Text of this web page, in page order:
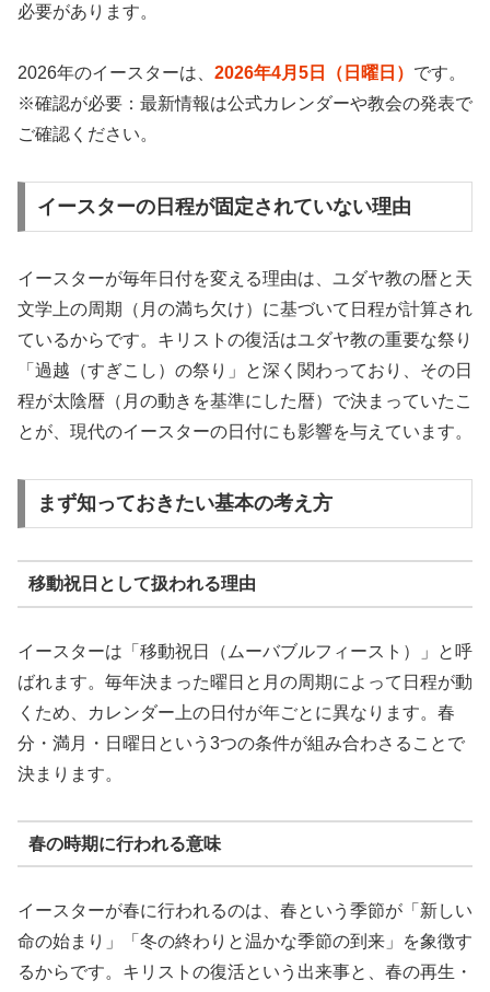
必要があります。
2026年のイースターは、 2026年4月5日（日曜日） です。
※確認が必要：最新情報は公式カレンダーや教会の発表で
ご確認ください。
イースターの日程が固定されていない理由
イースターが毎年日付を変える理由は、ユダヤ教の暦と天
文学上の周期（月の満ち欠け）に基づいて日程が計算され
ているからです。キリストの復活はユダヤ教の重要な祭り
「過越（すぎこし）の祭り」と深く関わっており、その日
程が太陰暦（月の動きを基準にした暦）で決まっていたこ
とが、現代のイースターの日付にも影響を与えています。
まず知っておきたい基本の考え方
移動祝日として扱われる理由
イースターは「移動祝日（ムーバブルフィースト）」と呼
ばれます。毎年決まった曜日と月の周期によって日程が動
くため、カレンダー上の日付が年ごとに異なります。春
分・満月・日曜日という3つの条件が組み合わさることで
決まります。
春の時期に行われる意味
イースターが春に行われるのは、春という季節が「新しい
命の始まり」「冬の終わりと温かな季節の到来」を象徴す
るからです。キリストの復活という出来事と、春の再生・